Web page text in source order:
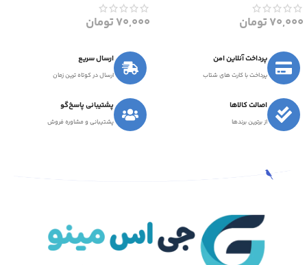
70,000تومان 70,000تومان
پرداخت آنلاین امن
پرداخت با کارت های شتاب
ارسال سریع
ارسال در کوتاه ترین زمان
اصالت کالاها
از برترین برندها
پشتیبانی پاسخ‌گو
پشتیبانی و مشاوره فروش